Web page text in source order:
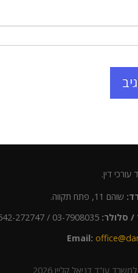
דין.
שוהם 11, פתח תקווה.
/ סלולר: 03-7908035 / 0542-272747
Email:
עו"ד דניאל קליין 2026